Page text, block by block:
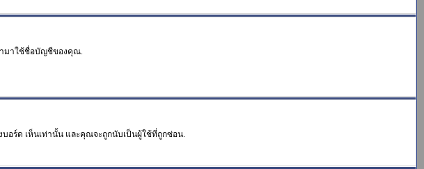
ามาใช้ชื่อบัญชีของคุณ.
อร์ด เห็นเท่านั้น และคุณจะถูกนับเป็นผู้ใช้ที่ถูกซ่อน.